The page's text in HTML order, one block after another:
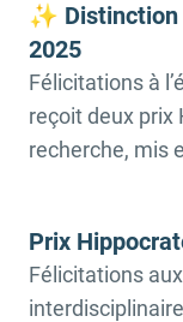
diminuer la liste
par Radio-
Devoir Les
✨ Distinction
2025
Félicitations à
reçoit deux prix
recherche, mis
pour les
visés par ce
Prix
Félicitations